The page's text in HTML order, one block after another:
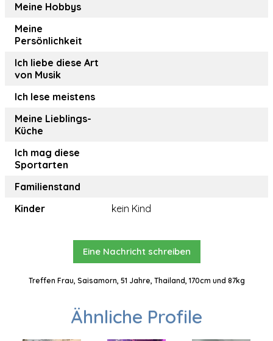
Meine Hobbys
Meine
Persönlichkeit
Ich liebe diese Art
von Musik
Ich lese meistens
Meine Lieblings-
Küche
Ich mag diese
Sportarten
Familienstand
Kinder
kein Kind
Eine Nachricht schreiben
Treffen Frau, Saisamorn, 51 Jahre, Thailand, 170cm und 87kg
Ähnliche Profile